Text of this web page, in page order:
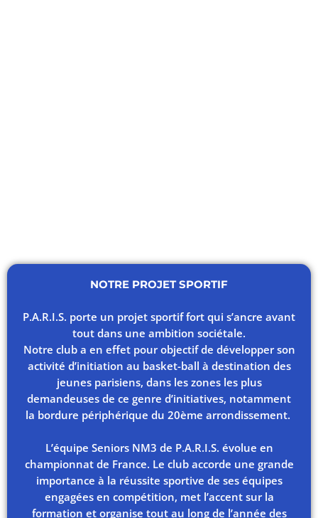
NOTRE PROJET SPORTIF
P.A.R.I.S. porte un projet sportif fort qui s’ancre avant
tout dans une ambition sociétale.
Notre club a en effet pour objectif de développer son
activité d’initiation au basket-ball à destination des
jeunes parisiens, dans les zones les plus
demandeuses de ce genre d’initiatives, notamment
la bordure périphérique du 20ème arrondissement.
L’équipe Seniors NM3 de P.A.R.I.S. évolue en
championnat de France. Le club accorde une grande
importance à la réussite sportive de ses équipes
engagées en compétition, met l’accent sur la
formation et organise tout au long de l’année des